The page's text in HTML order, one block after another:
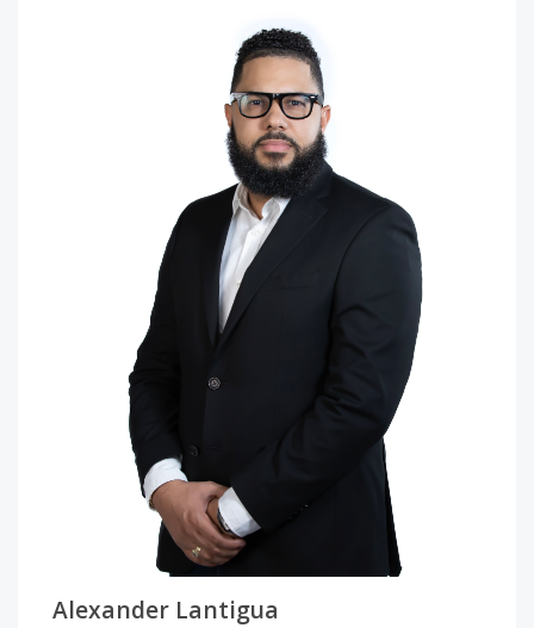
Alexander Lantigua